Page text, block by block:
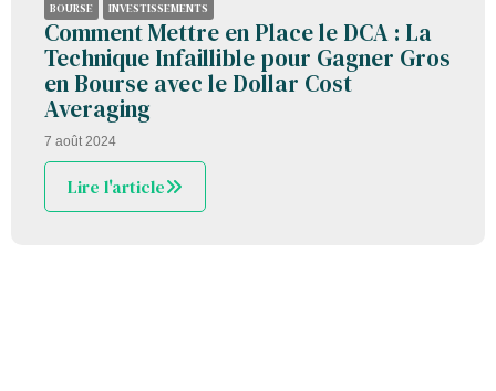
BOURSE INVESTISSEMENTS
Comment Mettre en Place le DCA : La
Technique Infaillible pour Gagner Gros
en Bourse avec le Dollar Cost
Averaging
7 août 2024
Lire l'article